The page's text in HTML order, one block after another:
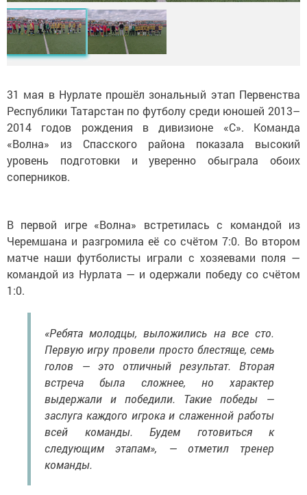
31 мая в Нурлате прошёл зональный этап Первенства
Республики Татарстан по футболу среди юношей 2013–
2014 годов рождения в дивизионе «С». Команда
«Волна» из Спасского района показала высокий
уровень подготовки и уверенно обыграла обоих
соперников.
В первой игре «Волна» встретилась с командой из
Черемшана и разгромила её со счётом 7:0. Во втором
матче наши футболисты играли с хозяевами поля —
командой из Нурлата — и одержали победу со счётом
1:0.
«Ребята молодцы, выложились на все сто.
Первую игру провели просто блестяще, семь
голов — это отличный результат. Вторая
встреча была сложнее, но характер
выдержали и победили. Такие победы —
заслуга каждого игрока и слаженной работы
всей команды. Будем готовиться к
следующим этапам», — отметил тренер
команды.